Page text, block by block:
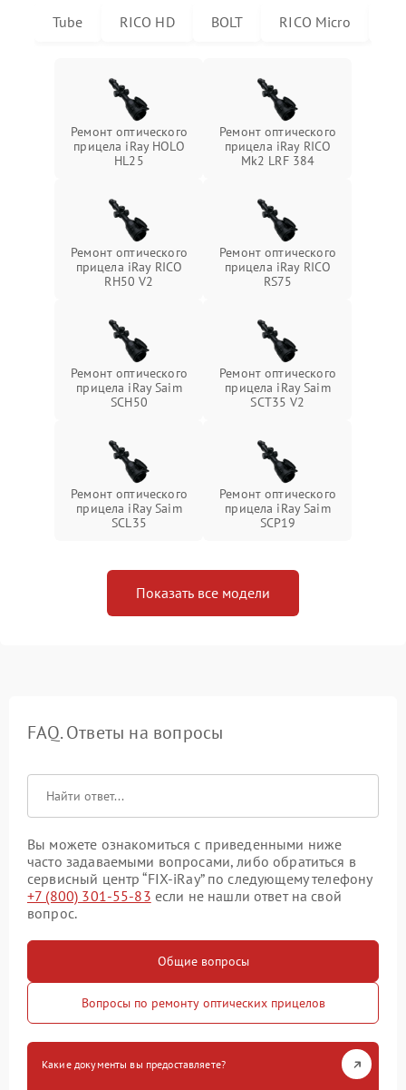
Tube RICO HD BOLT RICO Micro
Ремонт оптического
прицела iRay HOLO
HL25
Ремонт оптического
прицела iRay RICO
Mk2 LRF 384
Ремонт оптического
прицела iRay RICO
RH50 V2
Ремонт оптического
прицела iRay RICO
RS75
Ремонт оптического
прицела iRay Saim
SCH50
Ремонт оптического
прицела iRay Saim
SCT35 V2
Ремонт оптического
прицела iRay Saim
SCL35
Ремонт оптического
прицела iRay Saim
SCP19
Показать все модели
FAQ. Ответы на вопросы
Вы можете ознакомиться с приведенными ниже
часто задаваемыми вопросами, либо обратиться в
сервисный центр “FIX-iRay” по следующему телефону
+7 (800) 301-55-83 если не нашли ответ на свой
вопрос.
Общие вопросы
Вопросы по ремонту оптических прицелов
Какие документы вы предоставляете?